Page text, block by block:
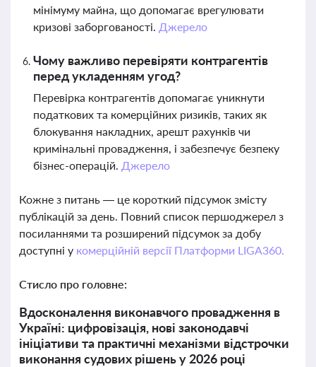
мінімуму майна, що допомагає врегулювати
кризові заборгованості. Джерело
Чому важливо перевіряти контрагентів
перед укладенням угод?
Перевірка контрагентів допомагає уникнути
податкових та комерційних ризиків, таких як
блокування накладних, арешт рахунків чи
кримінальні провадження, і забезпечує безпеку
бізнес-операцій. Джерело
Кожне з питань — це короткий підсумок змісту
публікацій за день. Повний список першоджерел з
посиланнями та розширений підсумок за добу
доступні у комерційній версії Платформи LIGA360.
Стисло про головне:
Вдосконалення виконавчого провадження в
Україні: цифровізація, нові законодавчі
ініціативи та практичні механізми відстрочки
виконання судових рішень у 2026 році